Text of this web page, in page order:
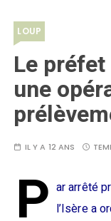
LOUP
Le
une
IL Y A 12 ANS
P ar arrêté
l’Isère a